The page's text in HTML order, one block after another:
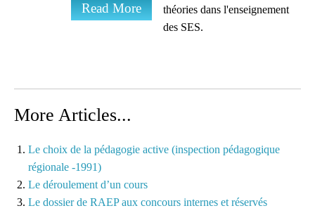
Read More
théories dans l'enseignement
des SES.
More Articles...
Le choix de la pédagogie active (inspection pédagogique
régionale -1991)
Le déroulement d’un cours
Le dossier de RAEP aux concours internes et réservés